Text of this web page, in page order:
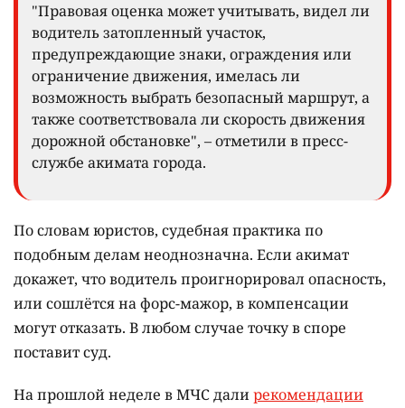
"Правовая оценка может учитывать, видел ли
водитель затопленный участок,
предупреждающие знаки, ограждения или
ограничение движения, имелась ли
возможность выбрать безопасный маршрут, а
также соответствовала ли скорость движения
дорожной обстановке", – отметили в пресс-
службе акимата города.
По словам юристов, судебная практика по
подобным делам неоднозначна. Если акимат
докажет, что водитель проигнорировал опасность,
или сошлётся на форс-мажор, в компенсации
могут отказать. В любом случае точку в споре
поставит суд.
На прошлой неделе в МЧС далирекомендации